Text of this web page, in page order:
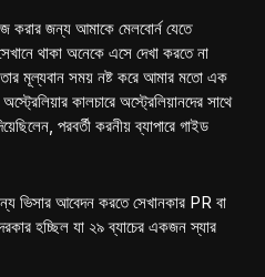
করার জন্য আমাকে মেলবোর্ন যেতে
থাকা অনেকে এসে দেখা করতে না
মূল্যবান সময় নষ্ট করে আমার মতো এক
কালচারে অস্ট্রেলিয়ানদের সাথে
পরবর্তী করনীয় ব্যাপারে গাইড
ভিসার আবেদন করতে সেখানকার PR বা
হচ্ছিল যা ২৯ ব্যাচের একজন স্যার